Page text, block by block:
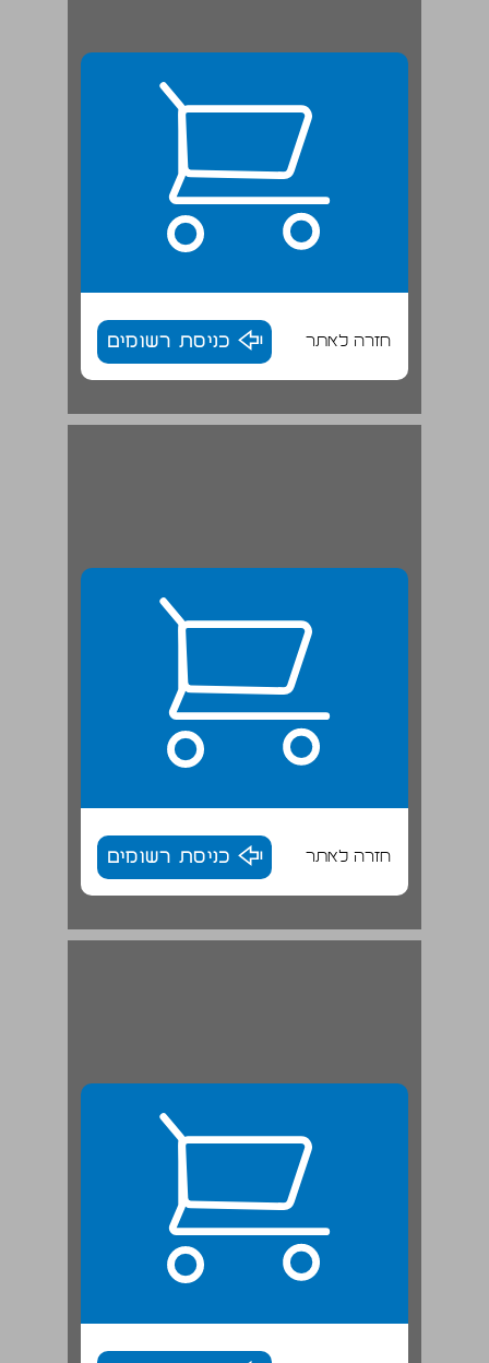
חזרה לאתר כניסת רשומים
5.3 חובות הגילוי המוטלות על חברה פרטית ועל חברה ציבורית ... 18
חזרה לאתר כניסת רשומים